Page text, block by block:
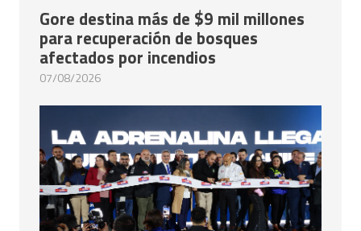
Gore destina más de $9 mil millones
para recuperación de bosques
afectados por incendios
07/08/2026